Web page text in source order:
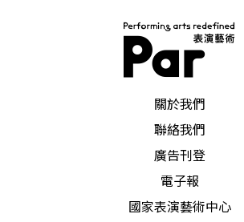
關於我們
聯絡我們
廣告刊登
電子報
國家表演藝術中心